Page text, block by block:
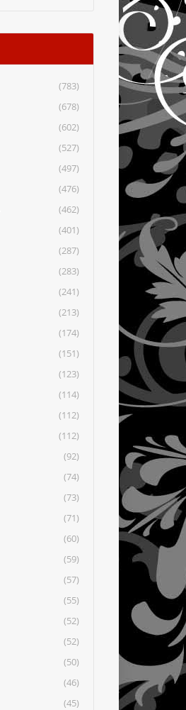
(783)
(678)
(602)
(527)
(497)
(476)
(462)
(401)
(287)
(283)
(241)
(213)
(174)
(151)
(123)
(114)
(112)
(112)
(92)
(74)
(73)
(71)
(60)
(59)
(57)
(55)
(52)
(52)
(50)
(46)
(45)